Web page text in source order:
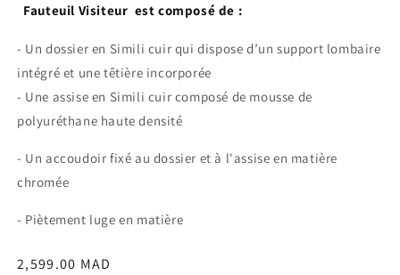
Fauteuil Visiteur est composé de :
- Un dossier en Simili cuir qui dispose d’un support lombaire
intégré et une têtière incorporée
- Une assise en Simili cuir composé de mousse de
polyuréthane haute densité
- Un accoudoir fixé au dossier et à l'assise en matière
chromée
- Piètement luge en matière
Prix
2,599.00 MAD